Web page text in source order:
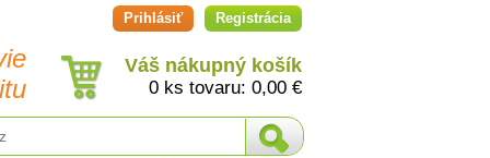
Prihlásiť Registrácia
Váš nákupný košík
0 ks tovaru: 0,00 €